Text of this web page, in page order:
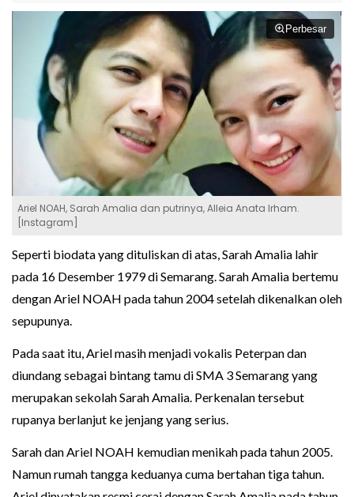
Perbesar
Ariel NOAH, Sarah Amalia dan putrinya, Alleia Anata Irham.
[Instagram]
Seperti biodata yang dituliskan di atas, Sarah Amalia lahir
pada 16 Desember 1979 di Semarang. Sarah Amalia bertemu
dengan Ariel NOAH pada tahun 2004 setelah dikenalkan oleh
sepupunya.
Pada saat itu, Ariel masih menjadi vokalis Peterpan dan
diundang sebagai bintang tamu di SMA 3 Semarang yang
merupakan sekolah Sarah Amalia. Perkenalan tersebut
rupanya berlanjut ke jenjang yang serius.
Sarah dan Ariel NOAH kemudian menikah pada tahun 2005.
Namun rumah tangga keduanya cuma bertahan tiga tahun.